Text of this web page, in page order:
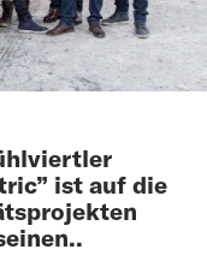
ist auf die